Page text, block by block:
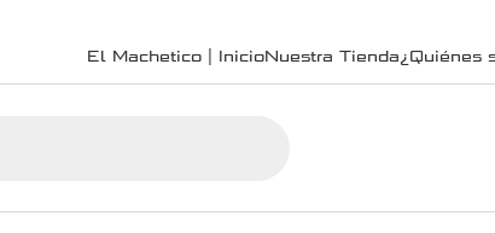
El Machetico | InicioNuestra Tienda¿Quiénes